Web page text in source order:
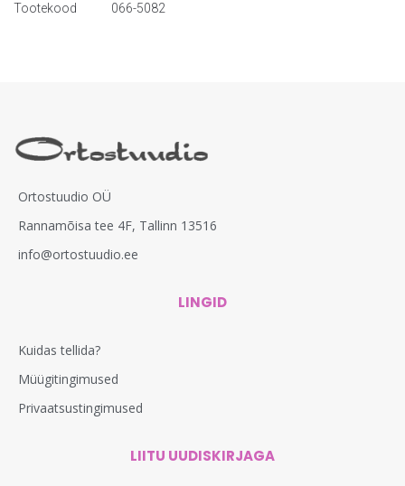
Tootekood 066-5082
Ortostuudio OÜ
Rannamõisa tee 4F, Tallinn 13516
info@ortostuudio.ee
LINGID
Kuidas tellida?
Müügitingimused
Privaatsustingimused
LIITU UUDISKIRJAGA